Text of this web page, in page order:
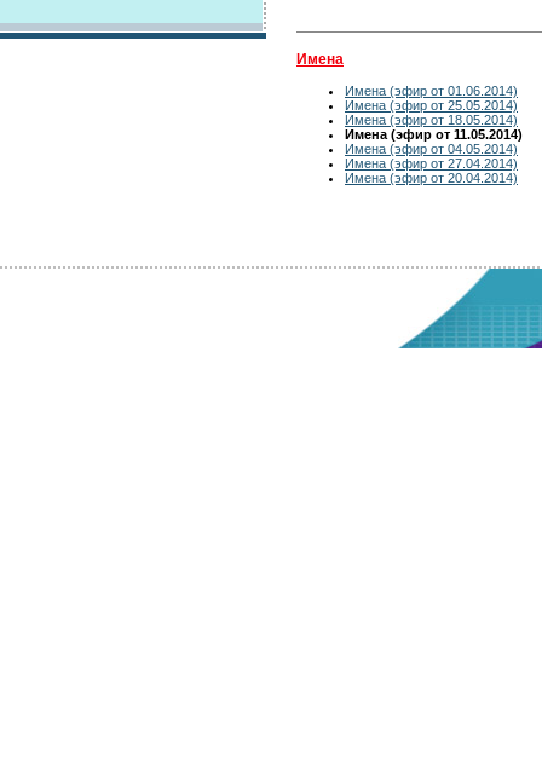
Имена
Имена (эфир от 01.06.2014)
Имена (эфир от 25.05.2014)
Имена (эфир от 18.05.2014)
Имена (эфир от 11.05.2014)
Имена (эфир от 04.05.2014)
Имена (эфир от 27.04.2014)
Имена (эфир от 20.04.2014)